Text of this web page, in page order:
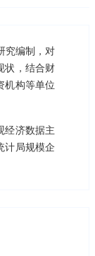
究编制，对
状，结合财
机构等单位
经济数据主
计局规模企